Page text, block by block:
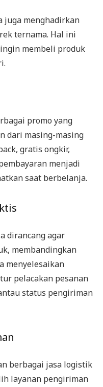
juga menghadirkan
ternama. Hal ini
membeli produk
promo yang
dari masing-masing
gratis ongkir,
menjadi
saat berbelanja.
dirancang agar
membandingkan
menyelesaikan
pelacakan pesanan
status pengiriman
berbagai jasa logistik
layanan pengiriman